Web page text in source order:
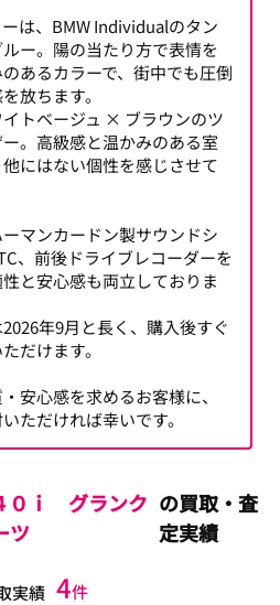
は、BMW Individualのタン
ー。陽の当たり方で表情を
あるカラーで、街中でも圧倒
放ちます。
トベージュ × ブラウンのツ
。高級感と温かみのある室
にはない個性を感じさせて
マンカードン製サウンドシ
、前後ドライブレコーダーを
と安心感も両立しておりま
年9月と長く、購入後すぐ
だけます。
安心感を求めるお客様に、
ただければ幸いです。
０ｉ グランク
ツ
の買取・査
定実績
実績 4件